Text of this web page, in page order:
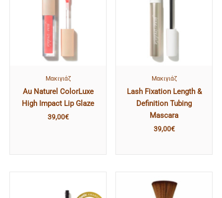
Mακιγιάζ
Au Naturel ColorLuxe
High Impact Lip Glaze
39,00€
Mακιγιάζ
Lash Fixation Length &
Definition Tubing
Mascara
39,00€